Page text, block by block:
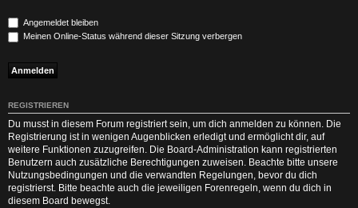
Angemeldet bleiben
Meinen Online-Status während dieser Sitzung verbergen
REGISTRIEREN
Du musst in diesem Forum registriert sein, um dich anmelden zu können. Die
Registrierung ist in wenigen Augenblicken erledigt und ermöglicht dir, auf
weitere Funktionen zuzugreifen. Die Board-Administration kann registrierten
Benutzern auch zusätzliche Berechtigungen zuweisen. Beachte bitte unsere
Nutzungsbedingungen und die verwandten Regelungen, bevor du dich
registrierst. Bitte beachte auch die jeweiligen Forenregeln, wenn du dich in
diesem Board bewegst.